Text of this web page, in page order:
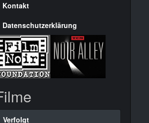
Kontakt
Datenschutzerklärung
Verfolgt